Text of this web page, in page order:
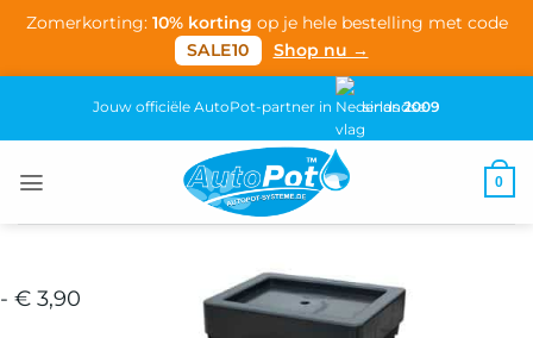
Zomerkorting: 10% korting op je hele bestelling met code
SALE10
Shop nu →
inhoud
Jouw officiële AutoPot-partner in sinds2009
0
- € 3,90